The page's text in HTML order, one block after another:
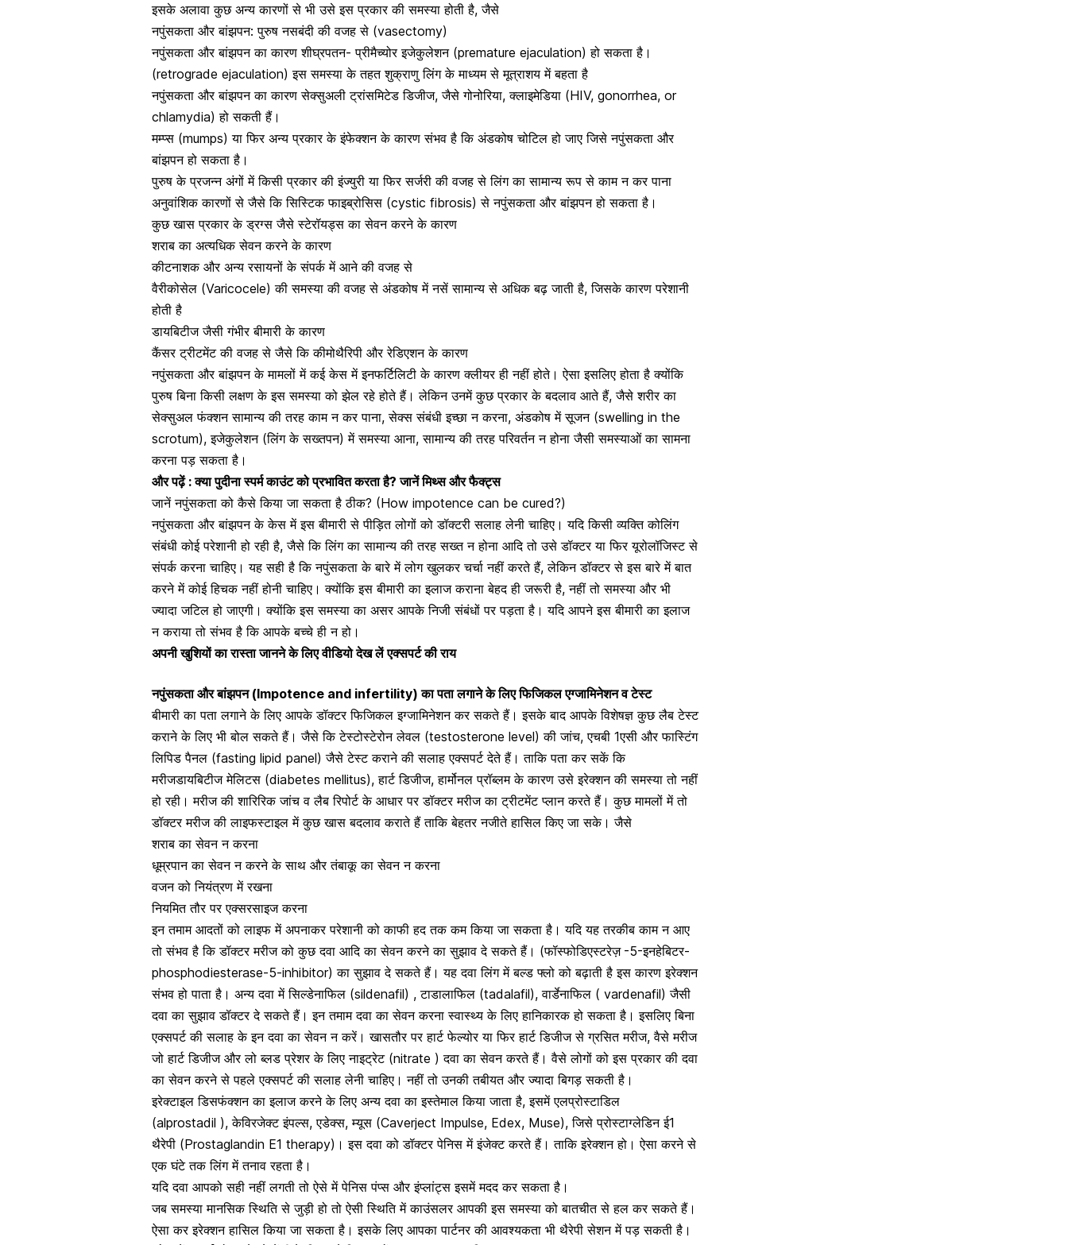
इसके अलावा कुछ अन्य कारणों से भी उसे इस प्रकार की समस्या होती है, जैसे
नपुंसकता और बांझपन: पुरुष नसबंदी की वजह से (vasectomy)
नपुंसकता और बांझपन का कारण शीघ्रपतन- प्रीमैच्योर इजेकुलेशन (premature ejaculation) हो सकता है।
(retrograde ejaculation) इस समस्या के तहत शुक्राणु लिंग के माध्यम से मूत्राशय में बहता है
नपुंसकता और बांझपन का कारण सेक्सुअली ट्रांसमिटेड डिजीज, जैसे गोनोरिया, क्लाइमेडिया (HIV, gonorrhea, or
chlamydia) हो सकती हैं।
मम्प्स (mumps) या फिर अन्य प्रकार के इंफेक्शन के कारण संभव है कि अंडकोष चोटिल हो जाए जिसे नपुंसकता और
बांझपन हो सकता है।
पुरुष के प्रजन्न अंगों में किसी प्रकार की इंज्युरी या फिर सर्जरी की वजह से लिंग का सामान्य रूप से काम न कर पाना
अनुवांशिक कारणों से जैसे कि सिस्टिक फाइब्रोसिस (cystic fibrosis) से नपुंसकता और बांझपन हो सकता है।
कुछ खास प्रकार के ड्रग्स जैसे स्टेरॉयड्स का सेवन करने के कारण
शराब का अत्यधिक सेवनकरने के कारण
कीटनाशक और अन्य रसायनों के संपर्क में आने की वजह से
वैरीकोसेल (Varicocele) की समस्या की वजह से अंडकोष में नसें सामान्य से अधिक बढ़ जाती है, जिसके कारण परेशानी
होती है
डायबिटीज जैसी गंभीर बीमारी के कारण
कैंसर ट्रीटमेंट की वजह से जैसे कि कीमोथैरिपी और रेडिएशन के कारण
नपुंसकता और बांझपन के मामलों में कई केस मेंइनफर्टिलिटी के कारण क्लीयर ही नहीं होते। ऐसा इसलिए होता है क्योंकि
पुरुष बिना किसी लक्षण के इस समस्या को झेल रहे होते हैं। लेकिन उनमें कुछ प्रकार के बदलाव आते हैं, जैसे शरीर का
सेक्सुअल फंक्शन सामान्य की तरह काम न कर पाना, सेक्स संबंधी इच्छा न करना, अंडकोष में सूजन (swelling in the
scrotum), इजेकुलेशन (लिंग के सख्तपन) में समस्या आना, सामान्य की तरह परिवर्तन न होना जैसी समस्याओं का सामना
करना पड़ सकता है।
और पढ़ें :क्या पुदीना स्पर्म काउंट को प्रभावित करता है? जानें मिथ्स और फैक्ट्स
जानें नपुंसकता को कैसे किया जा सकता है ठीक? (How impotence can be cured?)
नपुंसकता और बांझपन के केस में इस बीमारी से पीड़ित लोगों को डॉक्टरी सलाह लेनी चाहिए। यदि किसी व्यक्ति कोलिंग
संबंधी कोई परेशानी हो रही है, जैसे कि लिंग का सामान्य की तरह सख्त न होना आदि तो उसे डॉक्टर या फिर यूरोलॉजिस्ट से
संपर्क करना चाहिए। यह सही है कि नपुंसकता के बारे में लोग खुलकर चर्चा नहीं करते हैं, लेकिन डॉक्टर से इस बारे में बात
करने में कोई हिचक नहीं होनी चाहिए। क्योंकि इस बीमारी का इलाज कराना बेहद ही जरूरी है, नहीं तो समस्या और भी
ज्यादा जटिल हो जाएगी। क्योंकि इस समस्या का असर आपके निजी संबंधों पर पड़ता है। यदि आपने इस बीमारी का इलाज
न कराया तो संभव है कि आपके बच्चे ही न हो।
अपनी खुशियों का रास्ता जानने के लिए वीडियो देख लें एक्सपर्ट की राय
नपुंसकता और बांझपन (Impotence and infertility) का पता लगाने के लिए फिजिकल एग्जामिनेशन व टेस्ट
बीमारी का पता लगाने के लिए आपके डॉक्टर फिजिकल इग्जामिनेशन कर सकते हैं। इसके बाद आपके विशेषज्ञ कुछ लैब टेस्ट
कराने के लिए भी बोल सकते हैं। जैसे कि टेस्टोस्टेरोन लेवल (testosterone level) की जांच, एचबी 1एसी और फास्टिंग
लिपिड पैनल (fasting lipid panel) जैसे टेस्ट कराने की सलाह एक्सपर्ट देते हैं। ताकि पता कर सकें कि
मरीजडायबिटीज मेलिटस (diabetes mellitus), हार्ट डिजीज,हार्मोनल प्रॉब्लम के कारण उसे इरेक्शन की समस्या तो नहीं
हो रही। मरीज की शारिरिक जांच व लैब रिपोर्ट के आधार पर डॉक्टर मरीज का ट्रीटमेंट प्लान करते हैं। कुछ मामलों में तो
डॉक्टर मरीज की लाइफस्टाइल में कुछ खास बदलाव कराते हैं ताकि बेहतर नजीते हासिल किए जा सके। जैसे
शराब का सेवन न करना
धूम्रपान का सेवन न करने के साथ और तंबाकू का सेवन न करना
वजन को नियंत्रण में रखना
नियमित तौर पर एक्सरसाइज करना
इन तमाम आदतों को लाइफ में अपनाकर परेशानी को काफी हद तक कम किया जा सकता है। यदि यह तरकीब काम न आए
तो संभव है कि डॉक्टर मरीज को कुछ दवा आदि का सेवन करने का सुझाव दे सकते हैं। (फॉस्फोडिएस्टरेज़ -5-इनहेबिटर-
phosphodiesterase-5-inhibitor) का सुझाव दे सकते हैं। यह दवा लिंग में बल्ड फ्लो को बढ़ाती है इस कारण इरेक्शन
संभव हो पाता है। अन्य दवा में सिल्डेनाफिल (sildenafil) , टाडालाफिल (tadalafil), वार्डेनाफिल ( vardenafil) जैसी
दवा का सुझाव डॉक्टर दे सकते हैं। इन तमाम दवा का सेवन करना स्वास्थ्य के लिए हानिकारक हो सकता है। इसलिए बिना
एक्सपर्ट की सलाह के इन दवा का सेवन न करें। खासतौर पर हार्ट फेल्योर या फिरहार्ट डिजीज से ग्रसित मरीज, वैसे मरीज
जो हार्ट डिजीज और लो ब्लड प्रेशर के लिए नाइट्रेट (nitrate ) दवा का सेवन करते हैं। वैसे लोगों को इस प्रकार की दवा
का सेवन करने से पहले एक्सपर्ट की सलाह लेनी चाहिए। नहीं तो उनकी तबीयत और ज्यादा बिगड़ सकती है।
इरेक्टाइल डिसफंक्शन का इलाजकरने के लिए अन्य दवा का इस्तेमाल किया जाता है, इसमें एलप्रोस्टाडिल
(alprostadil ), केविरजेक्ट इंपल्स, एडेक्स, म्यूस (Caverject Impulse, Edex, Muse), जिसे प्रोस्टाग्लेडिन ई1
थैरेपी (Prostaglandin E1 therapy)। इस दवा को डॉक्टर पेनिस में इंजेक्ट करते हैं। ताकि इरेक्शन हो। ऐसा करने से
एक घंटे तक लिंग में तनाव रहता है।
यदि दवा आपको सही नहीं लगती तो ऐसे में पेनिस पंप्स और इंप्लांट्स इसमें मदद कर सकता है।
जब समस्या मानसिक स्थिति से जुड़ी हो तो ऐसी स्थिति में काउंसलर आपकी इस समस्या को बातचीत से हल कर सकते हैं।
ऐसा कर इरेक्शन हासिल किया जा सकता है। इसके लिए आपका पार्टनर की आवश्यकता भी थैरेपी सेशन में पड़ सकती है।